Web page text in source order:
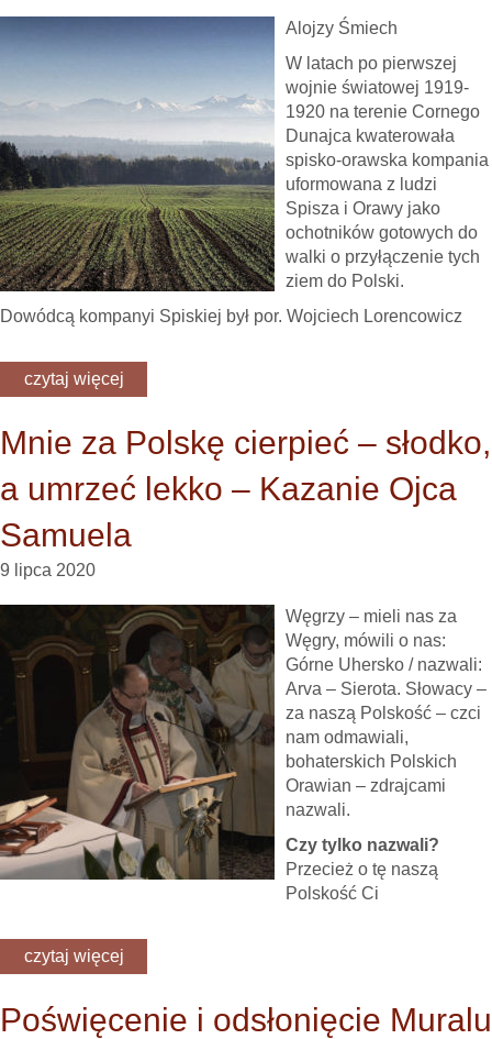
Alojzy Śmiech
W latach po pierwszej
wojnie światowej 1919-
1920 na terenie Cornego
Dunajca kwaterowała
spisko-orawska kompania
uformowana z ludzi
Spisza i Orawy jako
ochotników gotowych do
walki o przyłączenie tych
ziem do Polski.
Dowódcą kompanyi Spiskiej był por. Wojciech Lorencowicz
czytaj więcej
Mnie za Polskę cierpieć – słodko,
a umrzeć lekko – Kazanie Ojca
Samuela
9 lipca 2020
Węgrzy – mieli nas za
Węgry, mówili o nas:
Górne Uhersko / nazwali:
Arva – Sierota. Słowacy –
za naszą Polskość – czci
nam odmawiali,
bohaterskich Polskich
Orawian – zdrajcami
nazwali.
Czy tylko nazwali?
Przecież o tę naszą
Polskość Ci
czytaj więcej
Poświęcenie i odsłonięcie Muralu